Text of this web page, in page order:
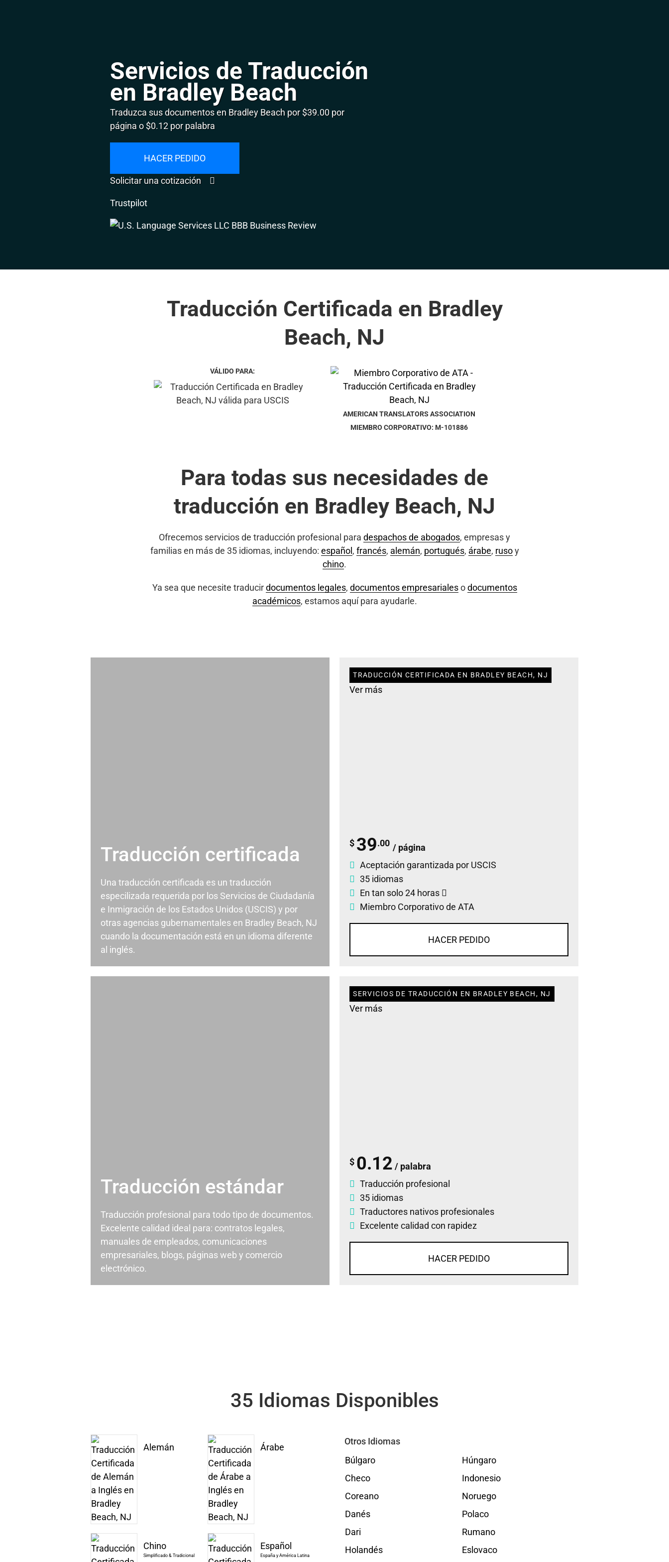
Servicios de Traducción
en Bradley Beach
Traduzca sus documentos en Bradley Beach por $39.00 por
página o $0.12 por palabra
HACER PEDIDO
Solicitar una cotización
Trustpilot
Traducción Certificada en Bradley
Beach, NJ
VÁLIDO PARA:
AMERICAN TRANSLATORS ASSOCIATION
MIEMBRO CORPORATIVO: M-101886
Para todas sus necesidades de
traducción en Bradley Beach, NJ
Ofrecemos servicios de traducción profesional para despachos de abogados, empresas y
familias en más de 35 idiomas, incluyendo: español , francés, alemán, portugués, árabe, rusoy
chino.
Ya sea que necesite traducirdocumentos legales, documentos empresarialesodocumentos
académicos, estamos aquí para ayudarle.
Traducción certificada
Una traducción certificada es un traducción
especilizada requerida por los Servicios de Ciudadanía
e Inmigración de los Estados Unidos (USCIS) y por
otras agencias gubernamentales en Bradley Beach, NJ
cuando la documentación está en un idioma diferente
al inglés.
TRADUCCIÓN CERTIFICADA EN BRADLEY BEACH, NJ
Ver más
$ 39.00 / página
Aceptación garantizada por USCIS
35 idiomas
En tan solo 24 horas
Miembro Corporativo de ATA
HACER PEDIDO
Traducción estándar
Traducción profesional para todo tipo de documentos.
Excelente calidad ideal para: contratos legales,
manuales de empleados, comunicaciones
empresariales, blogs, páginas web y comercio
electrónico.
SERVICIOS DE TRADUCCIÓN EN BRADLEY BEACH, NJ
Ver más
$ 0.12 / palabra
Traducción profesional
35 idiomas
Traductores nativos profesionales
Excelente calidad con rapidez
HACER PEDIDO
35 Idiomas Disponibles
Alemán Árabe
Chino
Simplificado & Tradicional
Español
España y América Latina
Otros Idiomas
Búlgaro
Checo
Coreano
Danés
Dari
Holandés
Húngaro
Indonesio
Noruego
Polaco
Rumano
Eslovaco